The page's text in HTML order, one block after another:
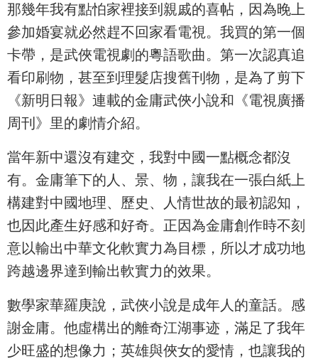
那幾年我有點怕家裡接到親戚的喜帖，因為晚上
參加婚宴就必然趕不回家看電視。我買的第一個
卡帶，是武俠電視劇的粵語歌曲。第一次認真追
看印刷物，甚至到理髮店搜舊刊物，是為了剪下
《新明日報》連載的金庸武俠小說和《電視廣播
周刊》里的劇情介紹。
當年新中還沒有建交，我對中國一點概念都沒
有。金庸筆下的人、景、物，讓我在一張白紙上
構建對中國地理、歷史、人情世故的最初認知，
也因此產生好感和好奇。正因為金庸創作時不刻
意以輸出中華文化軟實力為目標，所以才成功地
跨越邊界達到輸出軟實力的效果。
數學家華羅庚說，武俠小說是成年人的童話。感
謝金庸。他虛構出的離奇江湖事迹，滿足了我年
少旺盛的想像力；英雄與俠女的愛情，也讓我的